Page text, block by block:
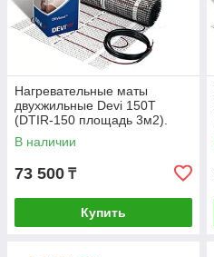
Нагревательные маты
двухжильные Devi 150Т
(DTIR-150 площадь 3м2).
Дания.
В наличии
73 500 ₸
Купить